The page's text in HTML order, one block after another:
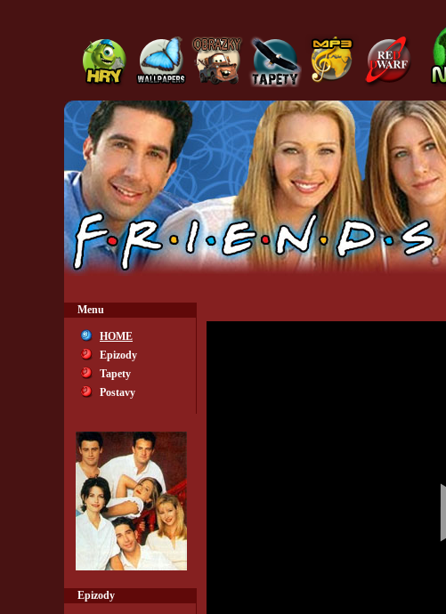
Menu
HOME
Epizody
Tapety
Postavy
Epizody